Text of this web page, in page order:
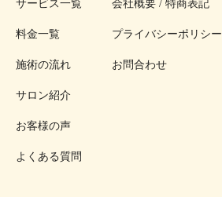
サービス一覧
料金一覧
施術の流れ
サロン紹介
お客様の声
よくある質問
会社概要 / 特商表記
プライバシーポリシー
お問合わせ